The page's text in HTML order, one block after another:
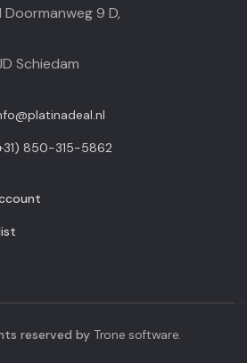
Doormanweg 9 D,
Schiedam
850-315-5862
reserved by Trone software.